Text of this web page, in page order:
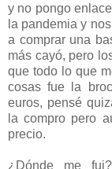
y no pongo
la pandemia y
a comprar una
más cayó, pero
que todo lo que
cosas fue la
euros, pensé
la compro pero
precio.
¿Dónde me